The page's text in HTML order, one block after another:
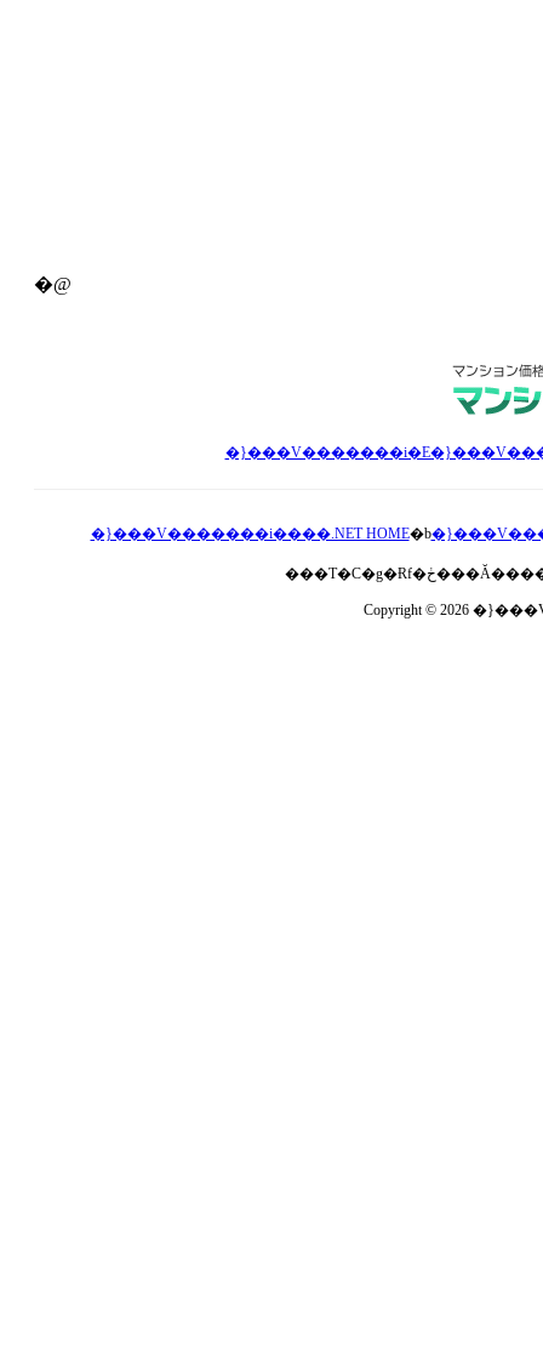
�@
�}���V�������i����.NET HOME�b
Copyright © 2026